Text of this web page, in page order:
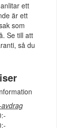
ett
är ett
som
Se till att
så du